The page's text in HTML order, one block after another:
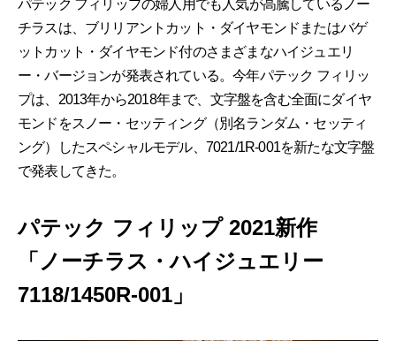
パテック フィリップの婦人用でも人気が高騰しているノー
チラスは、ブリリアントカット・ダイヤモンドまたはバゲ
ットカット・ダイヤモンド付のさまざまなハイジュエリ
ー・バージョンが発表されている。今年パテック フィリッ
プは、2013年から2018年まで、文字盤を含む全面にダイヤ
モンドをスノー・セッティング（別名ランダム・セッティ
ング）したスペシャルモデル、7021/1R-001を新たな文字盤
で発表してきた。
パテック フィリップ 2021新作
「ノーチラス・ハイジュエリー
7118/1450R-001」